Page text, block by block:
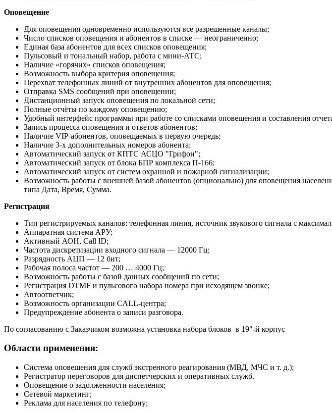
Оповещение
Для оповещения одновременно используются все разрешенные каналы;
Число списков оповещения и абонентов в списке — неограниченно;
Единая база абонентов для всех списков оповещения;
Пульсовый и тональный набор, работа с мини-АТС;
Наличие «горячих» списков оповещения;
Возможность выбора критерия оповещения;
Перехват телефонных линий от внутренних абонентов для оповещения;
Отправка SMS сообщений при оповещении;
Дистанционный запуск оповещения по локальной сети;
Полные отчёты по каждому оповещению;
Удобный интерфейс программы при работе со списками оповещения и составления
Запись процесса оповещения и ответов абонентов;
Наличие VIP-абонентов, оповещаемых в первую очередь;
Наличие 3-х дополнительных номеров абонента;
Автоматический запуск от КПТС АСЦО "Грифон";
Автоматический запуск от блока БПР комплекса П-166;
Автоматический запуск от систем охранной и пожарной сигнализации;
Возможность работы с внешней базой абонентов (опционально) для оповещения
типа Дата, Время, Сумма.
Регистрация
Тип регистрируемых каналов: телефонная линия, источник звукового сигнала с
Аппаратная система АРУ;
Активный АОН, Call ID;
Частота дискретизации входного сигнала — 12000 Гц;
Разрядность АЦП — 12 бит;
Рабочая полоса частот — 200 … 4000 Гц;
Возможность работы с базой данных сообщений по сети;
Регистрация DTMF и пульсового набора номера при исходящем звонке;
Автоответчик;
Возможность организации CALL-центра;
Предупреждение абонента о записи разговора.
По согласованию с Заказчиком возможна установка набора блоков в 19"-й корпус
Области применения:
Система оповещения для служб экстренного реагирования (МВД, МЧС и т. д.);
Регистратор переговоров для диспетчерских и оперативных служб.
Оповещение о задолженности населения;
Сетевой маркетинг;
Реклама для населения по телефону;